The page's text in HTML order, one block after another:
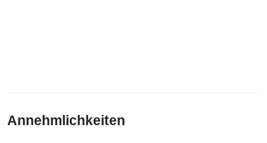
Annehmlichkeiten